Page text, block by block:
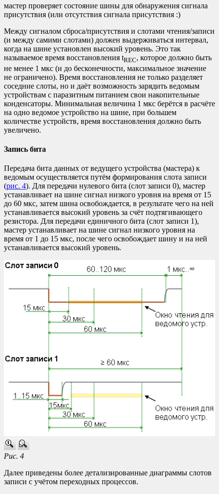
мастер проверяет состояние шины для обнаружения сигнала
присутствия (или отсутствия сигнала присутствия :)
Между сигналом сброса/присутствия и слотами чтения/записи
(и между самими слотами) должен выдерживаться интервал,
когда на шине установлен высокий уровень. Это так
называемое время восстановления tREC, которое должно быть
не менее 1 мкс (и до бесконечности, максимальное значение
не ограничено). Время восстановления не только разделяет
соседние слоты, но и даёт возможность зарядить ведомым
устройствам с паразитным питанием свои накопительные
конденсаторы. Минимальная величина 1 мкс берётся в расчёте
на одно ведомое устройство на шине, при большем
количестве устройств, время восстановления должно быть
увеличено.
Запись бита
Передача бита данных от ведущего устройства (мастера) к
ведомым осуществляется путём формирования слота записи
(рис. 4). Для передачи нулевого бита (слот записи 0), мастер
устанавливает на шине сигнал низкого уровня на время от 15
до 60 мкс, затем шина освобождается, в результате чего на ней
устанавливается высокий уровень за счёт подтягивающего
резистора. Для передачи единичного бита (слот записи 1),
мастер устанавливает на шине сигнал низкого уровня на
время от 1 до 15 мкс, после чего освобождает шину и на ней
устанавливается высокий уровень.
Рис. 4
Далее приведены более детализированные диаграммы слотов
записи с учётом переходных процессов.